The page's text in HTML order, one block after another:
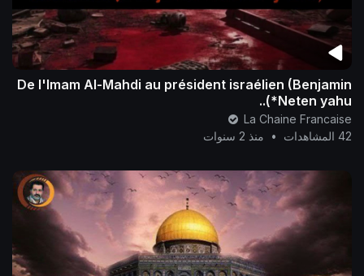
De l'Imam Al-Mahdi au président israélien (Benjamin
Neten yahu*)..
La Chaine Francaise
42 المشاهدات
• منذ 2 سنوات